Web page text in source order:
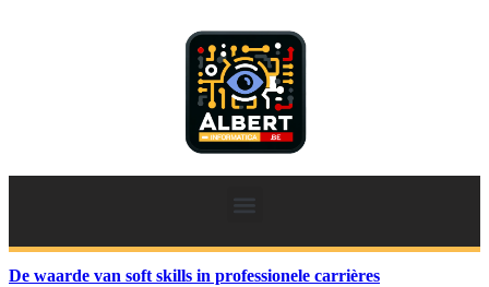
De waarde van soft skills in professionele carrières